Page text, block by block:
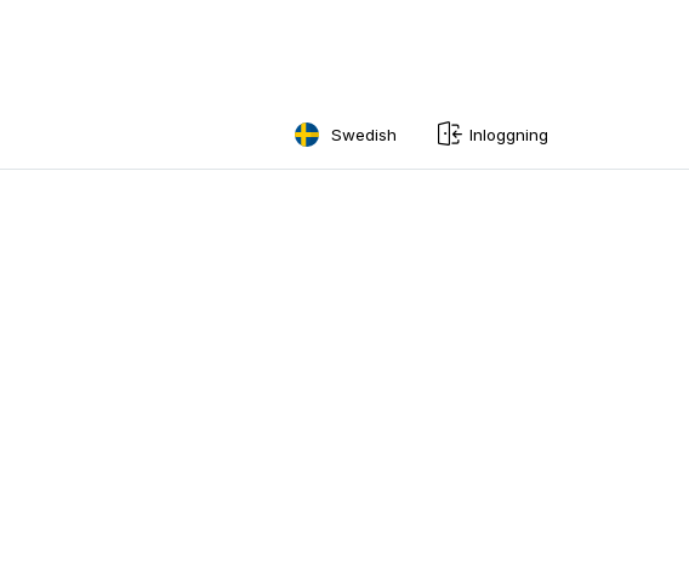
Swedish Inloggning